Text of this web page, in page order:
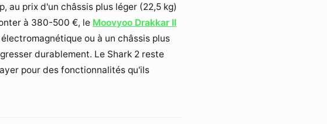
au prix d'un châssis plus léger (22,5 kg)
à 380-500 €, le Moovyoo Drakkar II
ou à un châssis plus
durablement. Le Shark 2 reste
pour des fonctionnalités qu'ils